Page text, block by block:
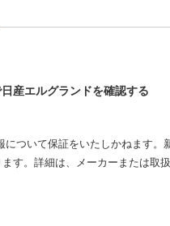
産エルグランドを確認する
ついて保証をいたしかねます。
す。詳細は、メーカーまたは取